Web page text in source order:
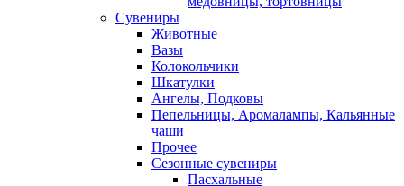
Сувениры
Животные
Вазы
Колокольчики
Шкатулки
Ангелы, Подковы
Пепельницы, Аромалампы, Кальянные
чаши
Прочее
Сезонные сувениры
Пасхальные